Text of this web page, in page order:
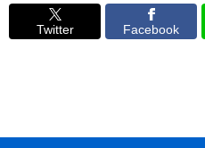
Twitter Facebook